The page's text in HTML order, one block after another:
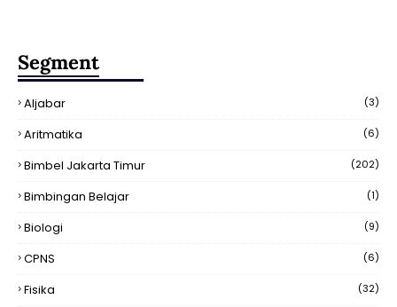
Segment
Aljabar (3)
Aritmatika (6)
Bimbel Jakarta Timur (202)
Bimbingan Belajar (1)
Biologi (9)
CPNS (6)
Fisika (32)